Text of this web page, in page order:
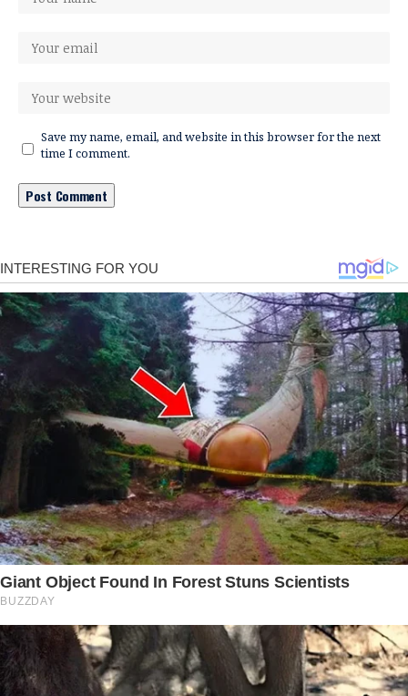
Save my name, email, and website in this browser for the next
time I comment.